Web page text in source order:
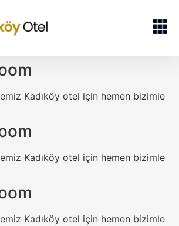
Kadıköy otel için hemen bizimle
Kadıköy otel için hemen bizimle
Kadıköy otel için hemen bizimle